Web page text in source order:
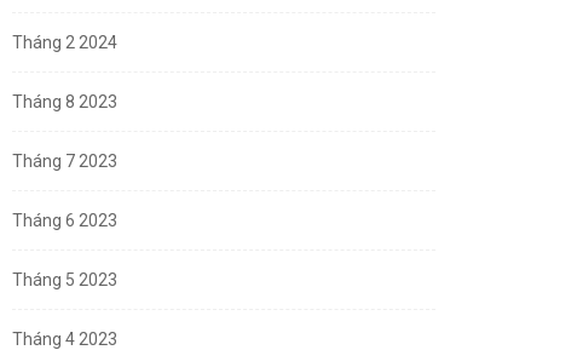
Tháng 2 2024
Tháng 8 2023
Tháng 7 2023
Tháng 6 2023
Tháng 5 2023
Tháng 4 2023